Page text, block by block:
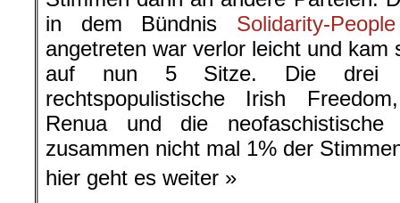
in dem Bündnis Solidarity-
angetreten war verlor leicht und
auf nun 5 Sitze. Die drei
rechtspopulistische Irish
Renua und die
zusammen nicht mal 1% der
hier geht es weiter »